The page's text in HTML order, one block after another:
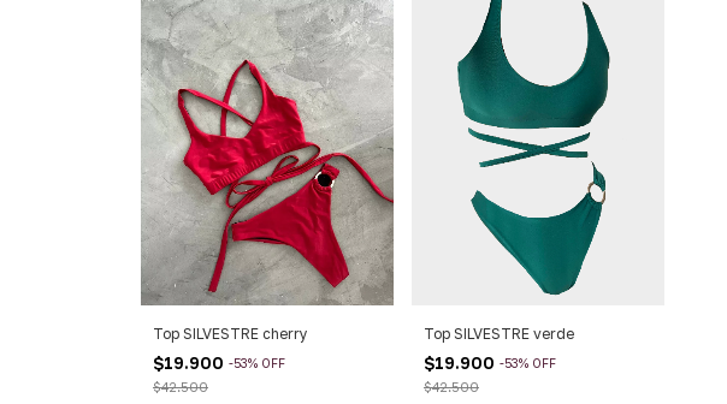
Top SILVESTRE cherry
$19.900 -53% OFF
$42.500
Top SILVESTRE verde
$19.900 -53% OFF
$42.500